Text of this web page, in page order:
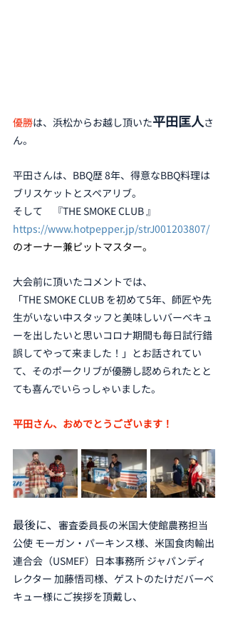
優勝は、浜松からお越し頂いた平田匡人さ
ん。
平田さんは、BBQ歴 8年、得意なBBQ料理は
ブリスケットとスペアリブ。
そして　『THE SMOKE CLUB 』
https://www.hotpepper.jp/strJ001203807/
のオーナー兼ピットマスター。
大会前に頂いたコメントでは、
「THE SMOKE CLUB を初めて5年、師匠や先
生がいない中スタッフと美味しいバーベキュ
ーを出したいと思いコロナ期間も毎日試行錯
誤してやって来ました！」とお話されてい
て、そのポークリブが優勝し認められたとと
ても喜んでいらっしゃいました。
平田さん、おめでとうございます！
最後に、 審査委員長の米国大使館農務担当
公使 モーガン・パーキンス様、米国食肉輸出
連合会（USMEF）日本事務所 ジャパンディ
レクター 加藤悟司様、ゲストのたけだバーベ
キュー様にご挨拶を頂戴し、